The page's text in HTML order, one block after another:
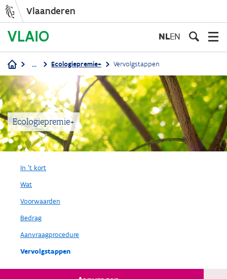
inhoud
gaan
Vlaanderen
NLEN
Kruimelpad
... Ecologiepremie+ Vervolgstappen
Ecologiepremie+
In 't kort
Wat
Voorwaarden
Bedrag
Aanvraagprocedure
Vervolgstappen